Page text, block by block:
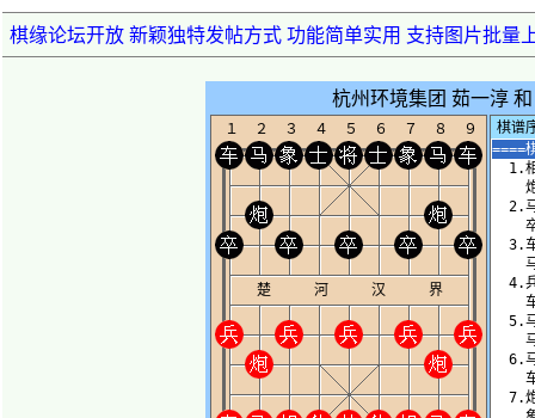
棋缘论坛开放 新颖独特发帖方式 功能简单实用 支持图片批量